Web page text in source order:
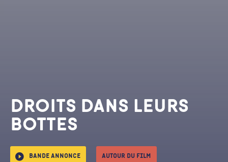
DROITS DANS LEURS
BOTTES
Bande annonce Autour du film